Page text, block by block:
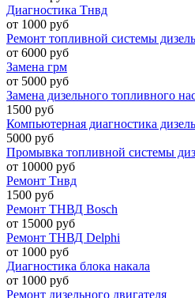
Диагностика Тнвд
от 1000 руб
Ремонт топливной системы
от 6000 руб
Замена грм
от 5000 руб
Замена дизельного топливного
1500 руб
Компьютерная диагностика
5000 руб
Промывка топливной системы
от 10000 руб
Ремонт Тнвд
1500 руб
Ремонт ТНВД Bosch
от 15000 руб
Ремонт ТНВД Delphi
от 1000 руб
Диагностика блока накала
от 1000 руб
Ремонт дизельного двигателя